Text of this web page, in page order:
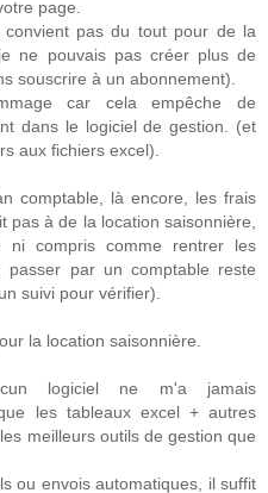
page.
pas du tout pour de la
ne pouvais pas créer plus de
souscrire à un abonnement).
car cela empêche de
dans le logiciel de gestion. (et
aux fichiers excel).
comptable, là encore, les frais
pas à de la location saisonnière,
compris comme rentrer les
passer par un comptable reste
suivi pour vérifier).
la location saisonnière.
logiciel ne m'a jamais
les tableaux excel + autres
meilleurs outils de gestion que
ou envois automatiques, il suffit